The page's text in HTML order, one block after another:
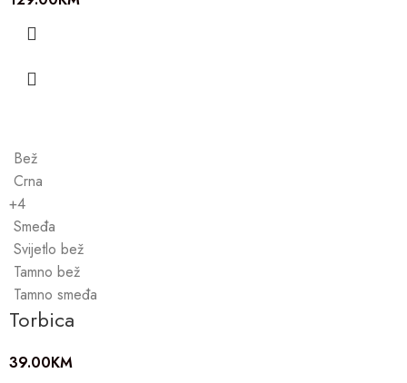
Bež
Crna
+4
Smeđa
Svijetlo bež
Tamno bež
Tamno smeđa
Torbica
39.00KM